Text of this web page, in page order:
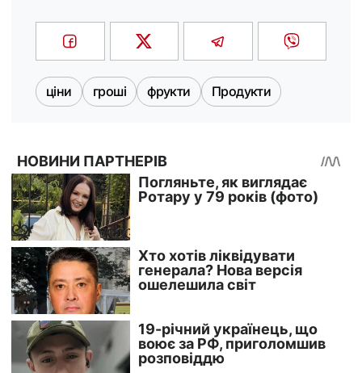
ціни гроші фрукти Продукти